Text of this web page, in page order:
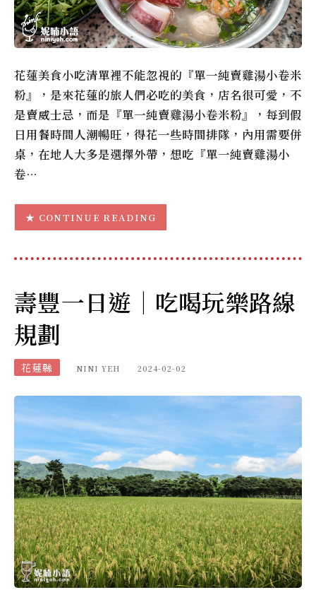
花蓮美食小吃清單裡不能忽視的『單一純賣雞湯小卷米
粉』，是來花蓮的旅人們必吃的美食，店名很可愛，不
是賣威士忌，而是『單一純賣雞湯小卷米粉』，每到假
日用餐時間人潮暢旺，得花一些時間排隊，內用需要併
桌，在地人大多是選擇外帶，想吃『單一純賣雞湯小
卷…
CONTINUE READING
壽豐一日遊｜吃喝玩樂路線
規劃
花蓮縣 NINI YEH 2024-02-02